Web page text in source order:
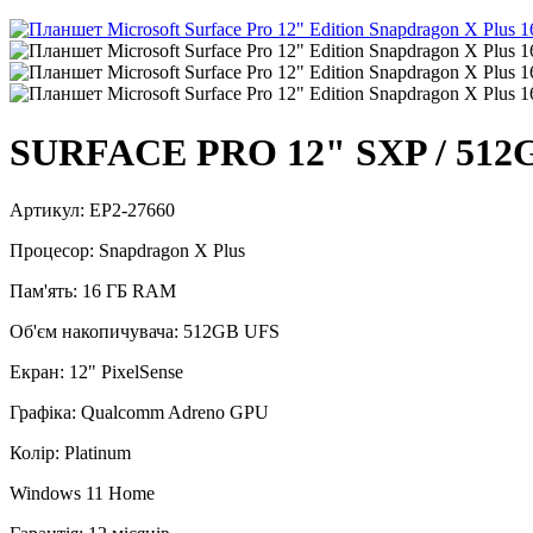
SURFACE PRO 12" SXP /
Артикул: EP2-27660
Процесор: Snapdragon X Plus
Пам'ять: 16 ГБ RAM
Об'єм накопичувача: 512GB UFS
Екран: 12" PixelSense
Графіка: Qualcomm Adreno GPU
Колір: Platinum
Windows 11 Home